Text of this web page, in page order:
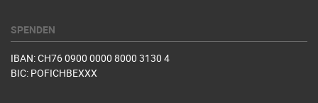
SPENDEN
IBAN: CH76 0900 0000 8000 3130 4
BIC: POFICHBEXXX